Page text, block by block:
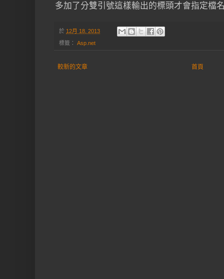
多加了分雙引號這樣輸出的標頭才會指定檔
於 12月 18, 2013
標籤： Asp.net
較新的文章 首頁